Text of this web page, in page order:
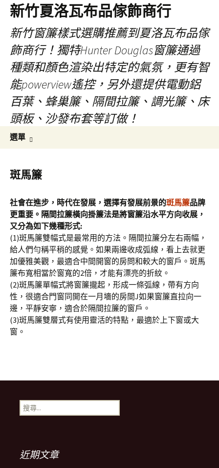
新竹夏洛瓦布品傢飾商行
新竹窗簾樣式選購推薦到夏洛瓦布品傢
飾商行！獨特Hunter Douglas窗簾通過
種類和顏色渲染出特定的氣氛，更有智
能powerview遙控，另外還提供電動鋁
百葉、蜂巢簾、隔間拉簾、調光簾、床
頭板、沙發布套等訂做！
選單
容
斑馬簾
社會在進步，時代在發展，選擇有發展前景的斑馬簾品牌
更重要。隔間拉簾橫向掛簾法是將窗簾沿水平方向收展，
又分為如下幾種形式:
(1)斑馬簾雙幅式是最常用的方法。隔間拉簾分左右兩幅，
給人們勻稱平稍的感覺。如果兩邊收成弧線，看上去就更
加優雅美觀，最適合中間開窗的房問和較大的窗戶。斑馬
簾布寬相當於窗寬的2倍，才能有漂亮的折紋。
(2)斑馬簾單幅式將窗簾攏起，形成一條弧線，帶有方向
性，很適合門窗同開在一月墻的房間J如果窗簾直拉向一
邊，平靜安寧，適合於隔間拉簾的窗戶。
(3)斑馬簾雙層式有使用靈活的特點，最適於上下窗或大
窗。
搜
尋
近期文章